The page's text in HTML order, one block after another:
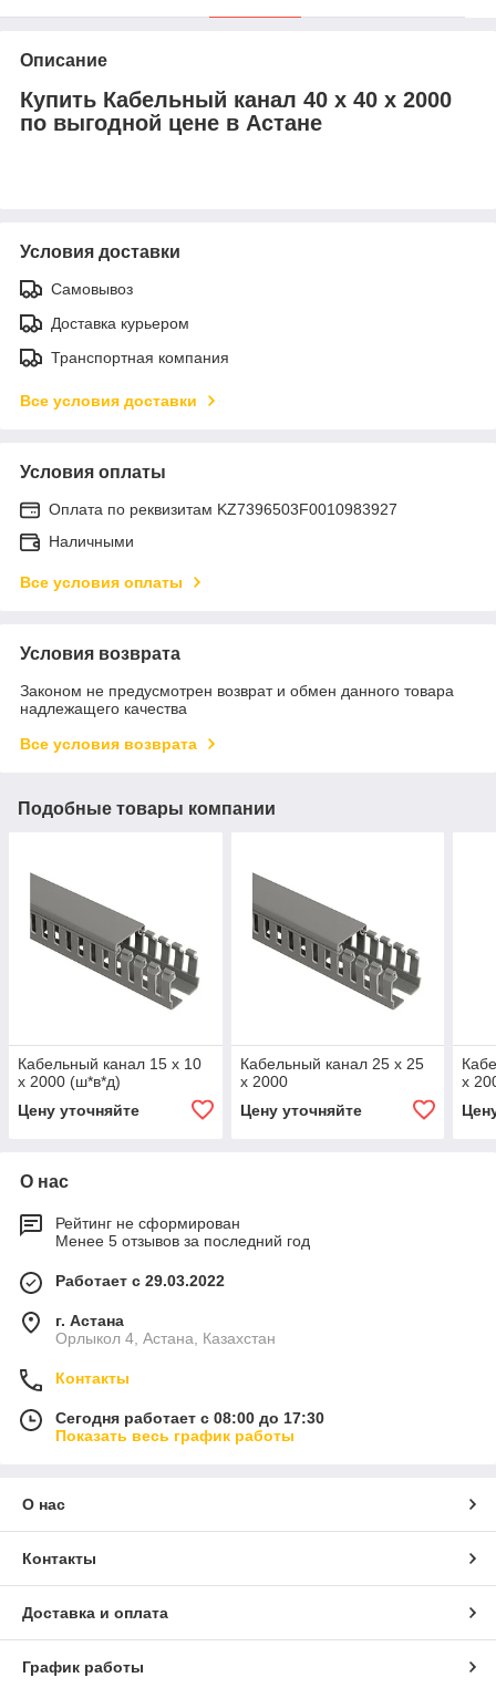
Описание
Купить Кабельный канал 40 х 40 х 2000
по выгодной цене в Астане
Условия доставки
Самовывоз
Доставка курьером
Транспортная компания
Все условия доставки
Условия оплаты
Оплата по реквизитам KZ7396503F0010983927
Наличными
Все условия оплаты
Условия возврата
Законом не предусмотрен возврат и обмен данного товара
надлежащего качества
Все условия возврата
Подобные товары компании
Кабельный канал 15 х 10
х 2000 (ш*в*д)
Цену уточняйте
Кабельный канал 25 х 25
х 2000
Цену уточняйте
х
О нас
Рейтинг не сформирован
Менее 5 отзывов за последний год
Работает с 29.03.2022
г. Астана
Орлыкол 4, Астана, Казахстан
Контакты
Сегодня работает с 08:00 до 17:30
Показать весь график работы
О нас
Контакты
Доставка и оплата
График работы